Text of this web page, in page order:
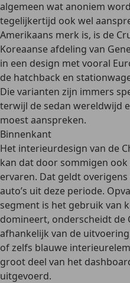
algemeen wat anoniem
tegelijkertijd ook wel
Amerikaans merk is, is de
Koreaanse afdeling van
in een design met vooral
de hatchback en
Die varianten zijn immers
terwijl de sedan wereldwijd
moest aanspreken.
Binnenkant
Het interieurdesign van de
kan dat door sommigen
ervaren. Dat geldt
auto’s uit deze periode.
segment is het gebruik van
domineert, onderscheidt de
afhankelijk van de
of zelfs blauwe
groot deel van het
uitgevoerd.